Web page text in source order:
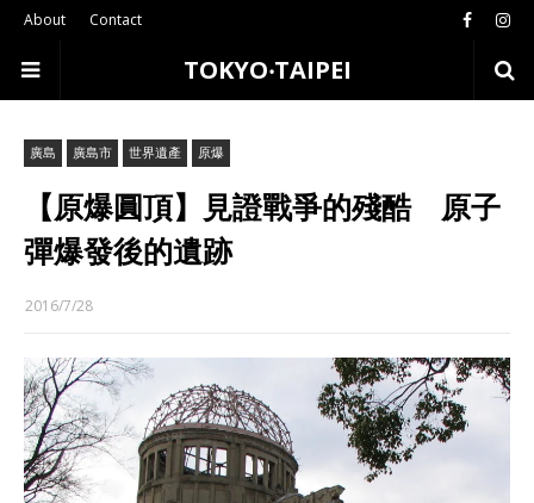
About Contact
TOKYO‧TAIPEI
廣島 廣島市 世界遺產 原爆
【原爆圓頂】見證戰爭的殘酷 原子
彈爆發後的遺跡
2016/7/28